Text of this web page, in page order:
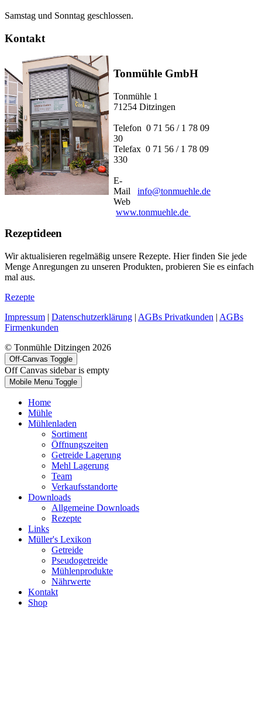
Samstag und Sonntag geschlossen.
Kontakt
Tonmühle GmbH
Tonmühle 1
71254 Ditzingen
Telefon 0 71 56 / 1 78 09
30
Telefax 0 71 56 / 1 78 09
330
E-
Mail
info@tonmuehle.de
Web
www.tonmuehle.de
Rezeptideen
Wir aktualisieren regelmäßig unsere Rezepte. Hier finden Sie jede
Menge Anregungen zu unseren Produkten, probieren Sie es einfach
mal aus.
Rezepte
Impressum | Datenschutzerklärung | AGBs Privatkunden | AGBs
Firmenkunden
© Tonmühle Ditzingen 2026
Off-Canvas Toggle
Off Canvas sidebar is empty
Mobile Menu Toggle
Home
Mühle
Mühlenladen
Sortiment
Öffnungszeiten
Getreide Lagerung
Mehl Lagerung
Team
Verkaufsstandorte
Downloads
Allgemeine Downloads
Rezepte
Links
Müller's Lexikon
Getreide
Pseudogetreide
Mühlenprodukte
Nährwerte
Kontakt
Shop